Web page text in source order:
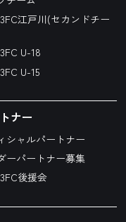
江戸川(セカンドチー
U-18
U-15
ナー
シャルパートナー
ーパートナー募集
後援会